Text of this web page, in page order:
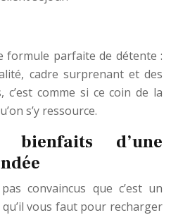
formule parfaite de détente :
cadre surprenant et des
c’est comme si ce coin de la
s’y ressource.
bienfaits d’une
convaincus que c’est un
qu’il vous faut pour recharger